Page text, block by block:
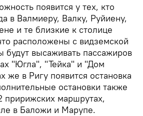
появится у тех, кто
в Валмиеру, Валку, Руйиену,
и те близкие к столице
расположены с видземской
будут высаживать пассажиров
"Югла", "Тейка" и "Дом
же в Ригу появится остановка
остановки также
пририжских маршрутах,
в Баложи и Марупе.